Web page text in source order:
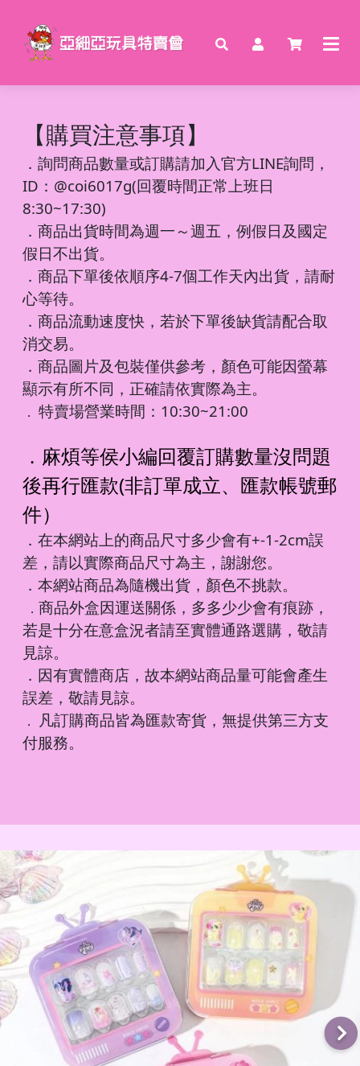
【購買注意事項】
． 詢問商品數量或訂購請加入官方LINE詢問，
ID：@coi6017g(回覆時間正常上班日
8:30~17:30)
．商品出貨時間為週一～週五，例假日及國定
假日不出貨。
．商品下單後依順序4-7個工作天內出貨，請耐
心等待。
．商品流動速度快，若於下單後缺貨請配合取
消交易。
．商品圖片及包裝僅供參考，顏色可能因螢幕
顯示有所不同，正確請依實際為主。
． 特賣場營業時間：10:30~21:00
．麻煩等侯小編回覆訂購數量沒問題
後再行匯款(非訂單成立、匯款帳號郵
件）
．在本網站上的商品尺寸多少會有+-1-2cm誤
差，請以實際商品尺寸為主，謝謝您。
．本網站商品為隨機出貨，顏色不挑款。
． 商品外盒因運送關係，多多少少會有痕跡，
若是十分在意盒況者請至實體通路選購，敬請
見諒。
．因有實體商店，故本網站商品量可能會產生
誤差，敬請見諒。
． 凡訂購商品皆為匯款寄貨，無提供第三方支
付服務。